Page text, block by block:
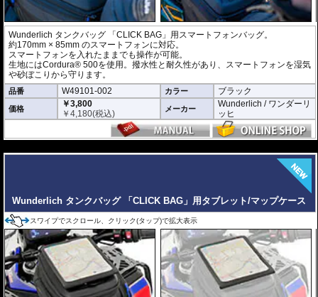
Wunderlich タンクバッグ 「CLICK BAG」用スマートフォンバッグ。
約170mm × 85mm のスマートフォンに対応。
スマートフォンを入れたままでも操作が可能。
生地にはCordura® 500を使用。撥水性と耐久性があり、スマートフォンを湿気
や砂ぼこりから守ります。
品番 W49101-002 カラー ブラック
価格
￥3,800
￥4,180(税込) メーカー
Wunderlich / ワンダーリ
ッヒ
Wunderlich タンクバッグ 「CLICK BAG」用タブレット/マップケース
スワイプでスクロール、クリック(タップ)で拡大表示